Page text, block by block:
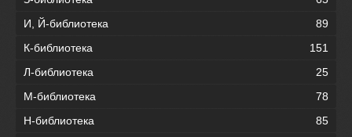
И, Й-библиотека
89
К-библиотека
151
Л-библиотека
25
М-библиотека
78
Н-библиотека
85